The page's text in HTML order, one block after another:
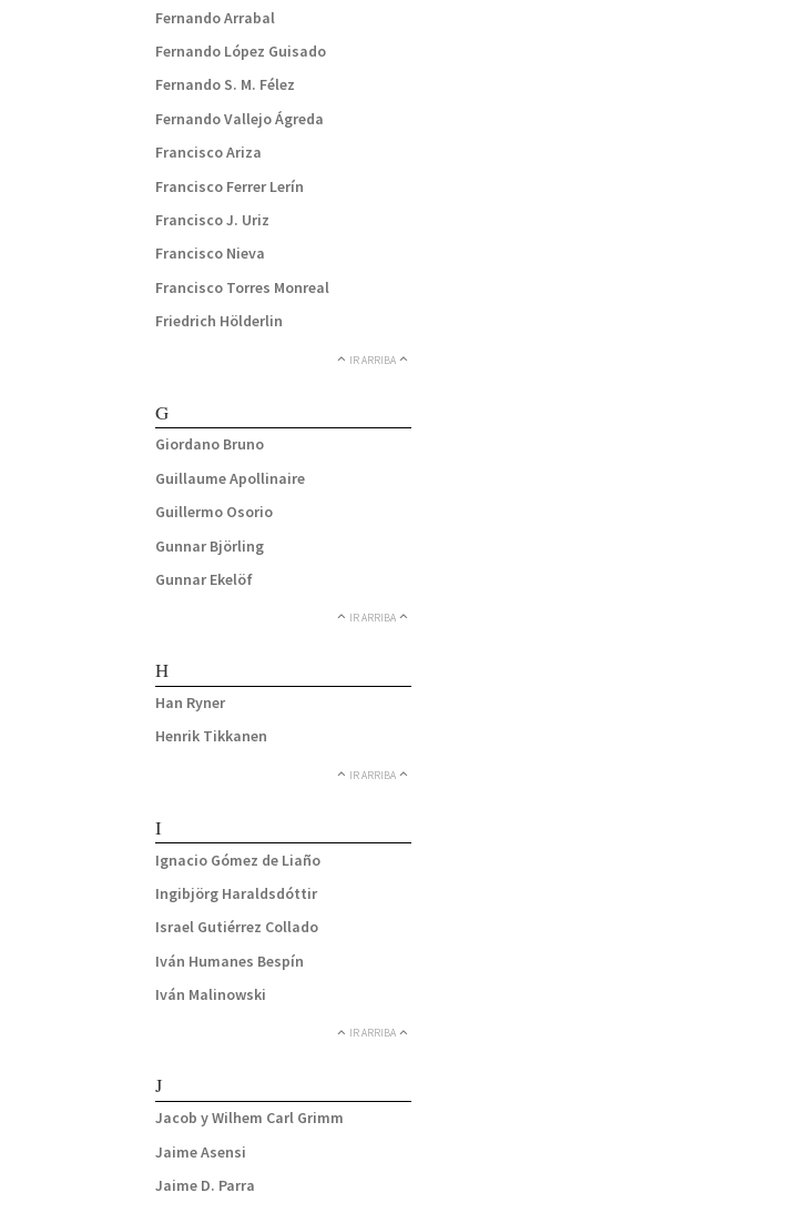
Fernando Arrabal
Fernando López Guisado
Fernando S. M. Félez
Fernando Vallejo Ágreda
Francisco Ariza
Francisco Ferrer Lerín
Francisco J. Uriz
Francisco Nieva
Francisco Torres Monreal
Friedrich Hölderlin
IR ARRIBA
G
Giordano Bruno
Guillaume Apollinaire
Guillermo Osorio
Gunnar Björling
Gunnar Ekelöf
IR ARRIBA
H
Han Ryner
Henrik Tikkanen
IR ARRIBA
I
Ignacio Gómez de Liaño
Ingibjörg Haraldsdóttir
Israel Gutiérrez Collado
Iván Humanes Bespín
Iván Malinowski
IR ARRIBA
J
Jacob y Wilhem Carl Grimm
Jaime Asensi
Jaime D. Parra